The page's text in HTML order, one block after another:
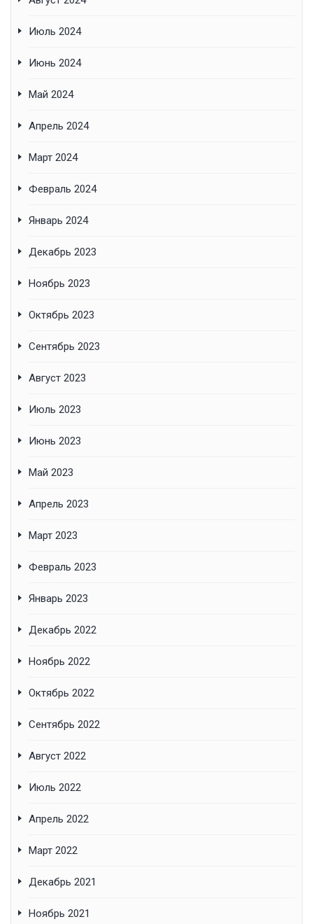
Июль 2024
Июнь 2024
Май 2024
Апрель 2024
Март 2024
Февраль 2024
Январь 2024
Декабрь 2023
Ноябрь 2023
Октябрь 2023
Сентябрь 2023
Август 2023
Июль 2023
Июнь 2023
Май 2023
Апрель 2023
Март 2023
Февраль 2023
Январь 2023
Декабрь 2022
Ноябрь 2022
Октябрь 2022
Сентябрь 2022
Август 2022
Июль 2022
Апрель 2022
Март 2022
Декабрь 2021
Ноябрь 2021